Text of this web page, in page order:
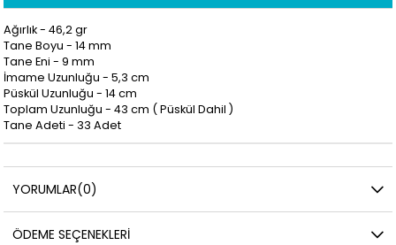
Ağırlık - 46,2 gr
Tane Boyu - 14mm
Tane Eni - 9 mm
İmame Uzunluğu - 5,3 cm
Püskül Uzunluğu - 14cm
Toplam Uzunluğu - 43 cm ( Püskül Dahil )
Tane Adeti - 33 Adet
YORUMLAR(0)
ÖDEME SEÇENEKLERI